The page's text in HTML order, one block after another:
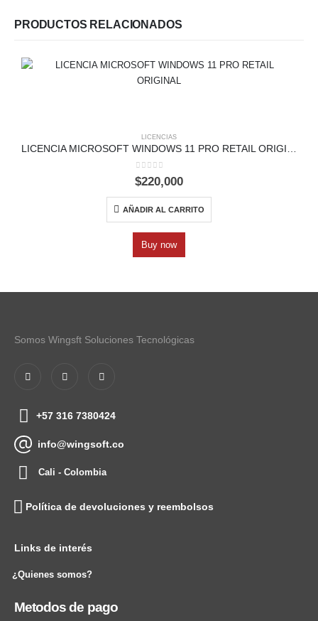
PRODUCTOS RELACIONADOS
LICENCIAS
LICENCIA MICROSOFT WINDOWS 11 PRO RETAIL ORIGINAL
0out of 5
$220,000
AÑADIR AL CARRITO
Buy now
Somos Wingsft Soluciones Tecnológicas
+57 316 7380424
info@wingsoft.co
Cali - Colombia
Política de devoluciones y reembolsos
Links de interés
¿Quienes somos?
Metodos de pago